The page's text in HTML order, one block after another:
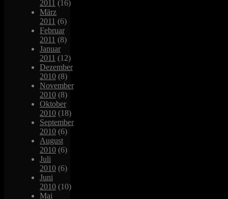
2011 (16)
März
2011 (6)
Februar
2011 (8)
Januar
2011 (12)
Dezember
2010 (8)
November
2010 (8)
Oktober
2010 (18)
September
2010 (6)
August
2010 (6)
Juli
2010 (6)
Juni
2010 (10)
Mai